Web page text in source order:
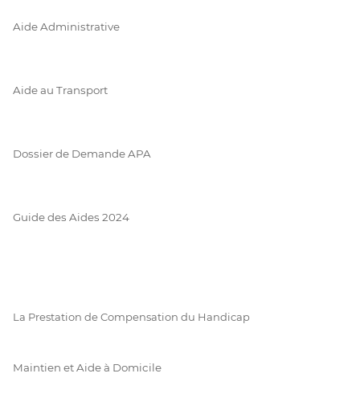
Aide Administrative
Aide au Transport
Dossier de Demande APA
Guide des Aides 2024
La Prestation de Compensation du Handicap
Maintien et Aide à Domicile